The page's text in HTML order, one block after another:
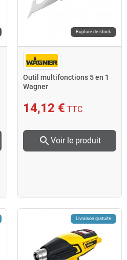
Rupture de stock
Outil multifonctions 5 en 1
Wagner
14,12 € TTC
search Voir le produit
Livraison gratuite